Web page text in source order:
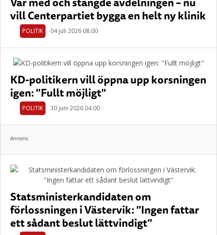
vill Centerpartiet bygga en helt ny klinik
POLITIK 04 juli 2026 08.00
KD-politikern vill öppna upp korsningen
igen: "Fullt möjligt"
POLITIK 30 juni 2026 04.00
Annons:
Statsministerkandidaten om
förlossningen i Västervik: ”Ingen fattar
ett sådant beslut lättvindigt”